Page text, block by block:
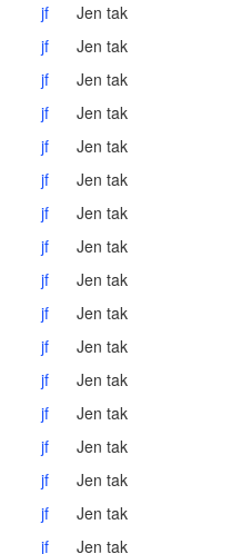
jf
Jen tak
jf
Jen tak
jf
Jen tak
jf
Jen tak
jf
Jen tak
jf
Jen tak
jf
Jen tak
jf
Jen tak
jf
Jen tak
jf
Jen tak
jf
Jen tak
jf
Jen tak
jf
Jen tak
jf
Jen tak
jf
Jen tak
jf
Jen tak
jf
Jen tak